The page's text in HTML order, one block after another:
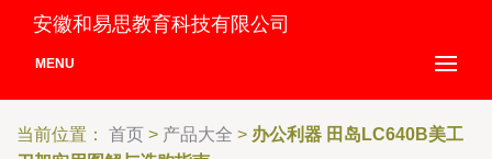
安徽和易思教育科技有限公司
MENU
当前位置： 首页 > 产品大全 > 办公利器 田岛LC640B美工